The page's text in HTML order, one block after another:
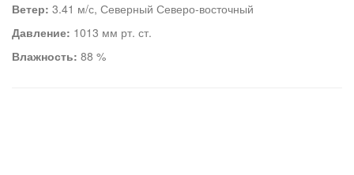
Ветер: 3.41 м/с, Северный Северо-восточный
Давление: 1013 мм рт. ст.
Влажность: 88 %